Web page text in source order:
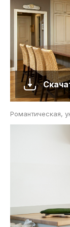
Романтическая,